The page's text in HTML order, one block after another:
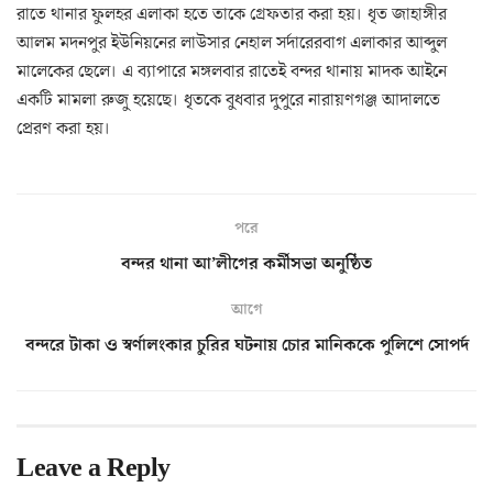
রাতে থানার ফুলহর এলাকা হতে তাকে গ্রেফতার করা হয়। ধৃত জাহাঙ্গীর
আলম মদনপুর ইউনিয়নের লাউসার নেহাল সর্দারেরবাগ এলাকার আব্দুল
মালেকের ছেলে। এ ব্যাপারে মঙ্গলবার রাতেই বন্দর থানায় মাদক আইনে
একটি মামলা রুজু হয়েছে। ধৃতকে বুধবার দুপুরে নারায়ণগঞ্জ আদালতে
প্রেরণ করা হয়।
পরে
বন্দর থানা আ’লীগের কর্মীসভা অনুষ্ঠিত
আগে
বন্দরে টাকা ও স্বর্ণালংকার চুরির ঘটনায় চোর মানিককে পুলিশে সোপর্দ
Leave a Reply